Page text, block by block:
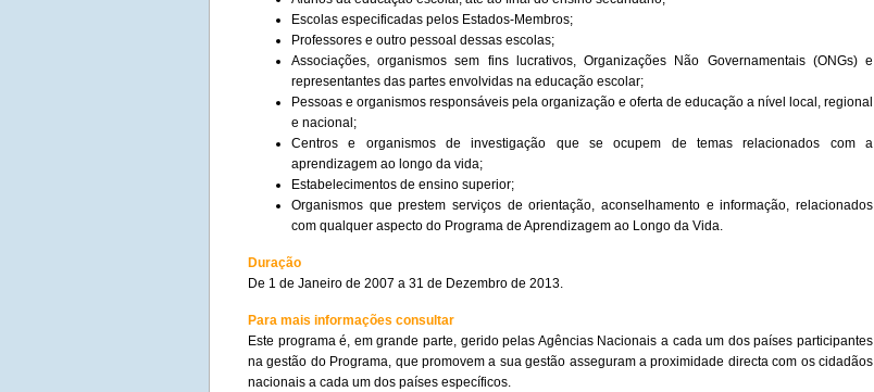
Escolas especificadas pelos Estados-Membros;
Professores e outro pessoal dessas escolas;
Associações, organismos sem fins lucrativos, Organizações Não Governamentais (ONGs) e
representantes das partes envolvidas na educação escolar;
Pessoas e organismos responsáveis pela organização e oferta de educação a nível local, regional
e nacional;
Centros e organismos de investigação que se ocupem de temas relacionados com a
aprendizagem ao longo da vida;
Estabelecimentos de ensino superior;
Organismos que prestem serviços de orientação, aconselhamento e informação, relacionados
com qualquer aspecto do Programa de Aprendizagem ao Longo da Vida.
Duração
De 1 de Janeiro de 2007 a 31 de Dezembro de 2013.
Para mais informações consultar
Este programa é, em grande parte, gerido pelas Agências Nacionais a cada um dos países participantes
na gestão do Programa, que promovem a sua gestão asseguram a proximidade directa com os cidadãos
nacionais a cada um dos países específicos.